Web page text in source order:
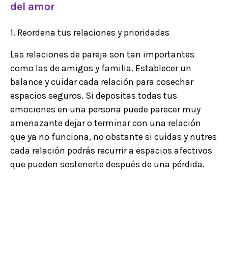
del amor
1. Reordena tus relaciones y prioridades
Las relaciones de pareja son tan importantes
como las de amigos y familia. Establecer un
balance y cuidar cada relación para cosechar
espacios seguros. Si depositas todas tus
emociones en una persona puede parecer muy
amenazante dejar o terminar con una relación
que ya no funciona, no obstante si cuidas y nutres
cada relación podrás recurrir a espacios afectivos
que pueden sostenerte después de una pérdida.